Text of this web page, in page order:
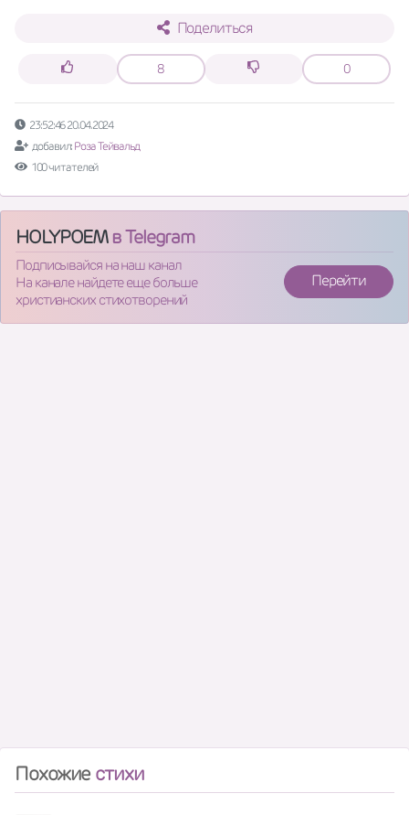
Поделиться
8 0
23:52:46 20.04.2024
добавил: Роза Тейвальд
100 читателей
HOLYPOEMв Telegram
Подписывайся на наш канал
На канале найдете еще больше
христианских стихотворений
Перейти
Похожие стихи